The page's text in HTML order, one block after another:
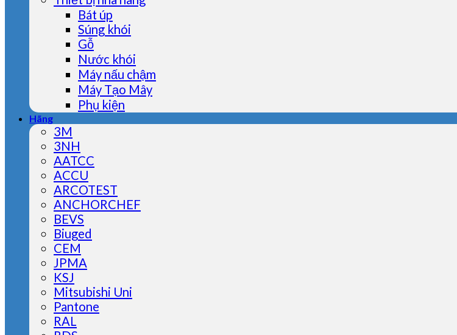
Bát úp
Súng khói
Gỗ
Nước khói
Máy nấu chậm
Máy Tạo Mây
Phụ kiện
Hãng
3M
3NH
AATCC
ACCU
ARCOTEST
ANCHORCHEF
BEVS
Biuged
CEM
JPMA
KSJ
Mitsubishi Uni
Pantone
RAL